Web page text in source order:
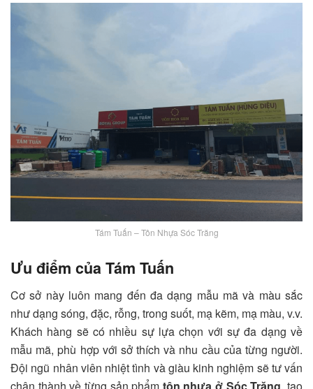
Tám Tuấn – Tôn Nhựa Sóc Trăng
Ưu điểm của Tám Tuấn
Cơ sở này luôn mang đến đa dạng mẫu mã và màu sắc
như dạng sóng, đặc, rỗng, trong suốt, mạ kẽm, mạ màu, v.v.
Khách hàng sẽ có nhiều sự lựa chọn với sự đa dạng về
mẫu mã, phù hợp với sở thích và nhu cầu của từng người.
Đội ngũ nhân viên nhiệt tình và giàu kinh nghiệm sẽ tư vấn
chân thành về từng sản phẩm tôn nhựa ở Sóc Trăng, tạo